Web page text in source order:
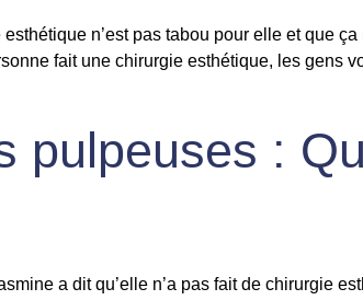
n’est pas tabou pour elle et que ça
fait une chirurgie esthétique, les gens
pulpeuses :
a dit qu’elle n’a pas fait de chirurgie